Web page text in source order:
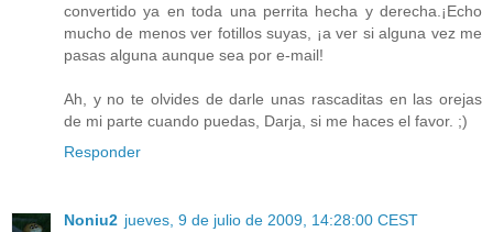
convertido ya en toda una perrita hecha y derecha.¡Echo
mucho de menos ver fotillos suyas, ¡a ver si alguna vez me
pasas alguna aunque sea por e-mail!
Ah, y no te olvides de darle unas rascaditas en las orejas
de mi parte cuando puedas, Darja, si me haces el favor. ;)
Responder
Noniu2 jueves, 9 de julio de 2009, 14:28:00 CEST